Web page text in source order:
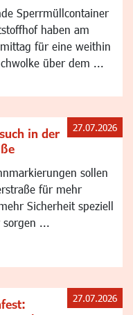
Sperrmüllcontainer
haben am
für eine weithin
über dem ...
in der
sollen
für mehr
Sicherheit speziell
sorgen ...
27.07.2026
27.07.2026